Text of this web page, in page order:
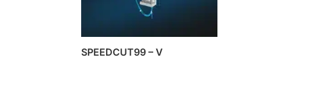
SPEEDCUT99 – V